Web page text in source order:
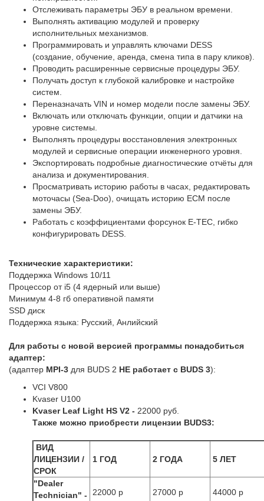
Отслеживать параметры ЭБУ в реальном времени.
Выполнять активацию модулей и проверку
исполнительных механизмов.
Программировать и управлять ключами DESS
(создание, обучение, аренда, смена типа в пару кликов).
Проводить расширенные сервисные процедуры ЭБУ.
Получать доступ к глубокой калибровке и настройке
систем.
Переназначать VIN и номер модели после замены ЭБУ.
Включать или отключать функции, опции и датчики на
уровне системы.
Выполнять процедуры восстановления электронных
модулей и сервисные операции инженерного уровня.
Экспортировать подробные диагностические отчёты для
анализа и документирования.
Просматривать историю работы в часах, редактировать
моточасы (Sea-Doo), очищать историю ECM после
замены ЭБУ.
Работать с коэффициентами форсунок E-TEC, гибко
конфигурировать DESS.
Технические характеристики:
Поддержка Windows 10/11
Процессор от i5 (4 ядерный или выше)
Минимум 4-8 гб оперативной памяти
SSD диск
Поддержка языка: Русский, Анлийский
Для работы с новой версией программы понадобиться
адаптер:
(адаптер MPI-3 для BUDS 2 НЕ работает с BUDS 3):
VCI V800
Kvaser U100
Kvaser Leaf Light HS V2 - 22000 руб.
Также можно приобрести лицензии BUDS3:
ВИД
ЛИЦЕНЗИИ /
СРОК
1 ГОД 2 ГОДА 5 ЛЕТ
"Dealer
Technician" -
22000 р
27000 р
44000 р